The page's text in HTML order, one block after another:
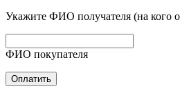
Укажите ФИО получателя (на кого
ФИО покупателя
Оплатить